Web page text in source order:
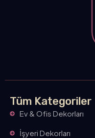
Tüm Kategoriler
Ev & Ofis Dekorları
İşyeri Dekorları